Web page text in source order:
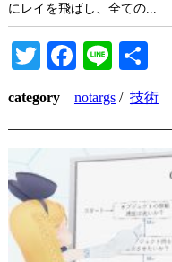
にレイを飛ばし、全ての...
TwitterFacebook
Line
有
category notargs/ 技術